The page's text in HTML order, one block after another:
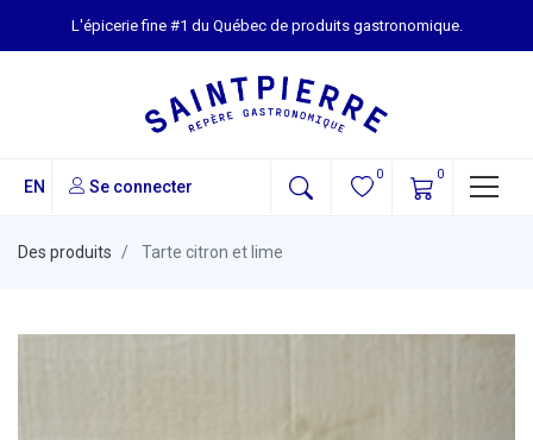
L'épicerie fine #1 du Québec de produits gastronomique.
EN Se connecter
0 0
Des produits Tarte citron et lime